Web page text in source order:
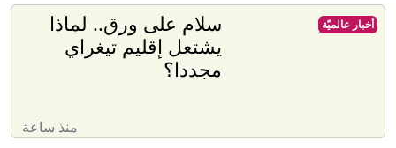
سلام على ورق.. لماذا
يشتعل إقليم تيغراي
مجددا؟
منذ ساعة
أخبار عالميّة